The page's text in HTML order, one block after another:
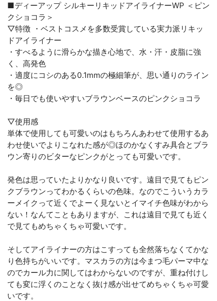
■ディーアップ シルキーリキッドアイライナーWP ＜ピン
クショコラ＞
▽特徴 ・ベストコスメを多数受賞している実力派リキッ
ドアイライナー
・すべるように滑らかな描き心地で、水・汗・皮脂に強
く、高発色
・適度にコシのある0.1mmの極細筆が、思い通りのライン
を◎
・毎日でも使いやすいブラウンベースのピンクショコラ
▽使用感
単体で使用しても可愛いのはもちろんあわせて使用するあ
わせ使いでよりこなれた感が◎ほのかなくすみ具合とブラ
ウン寄りのビターなピンクがとっても可愛いです。
発色は思っていたよりかなり良いです。遠目で見てもピン
クブラウンってわかるくらいの色味。なのでこういうカラ
ーメイクって近くでよーく見ないとイマイチ色味がわから
ない！なんてこともありますが、これは遠目で見ても近く
で見てもめちゃくちゃ可愛いです。
そしてアイライナーの方はこすっても全然落ちなくてかな
り色持ちがいいです。マスカラの方は今まつ毛パーマ中な
のでカール力に関してはわからないのですが、重ね付けし
ても変に浮くのことなく抜け感が出せてめちゃくちゃ可愛
いです。